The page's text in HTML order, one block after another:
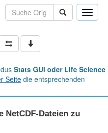
Toggle
Stats GUI oder Life Science
Seite die entsprechenden
NetCDF-Dateien zu